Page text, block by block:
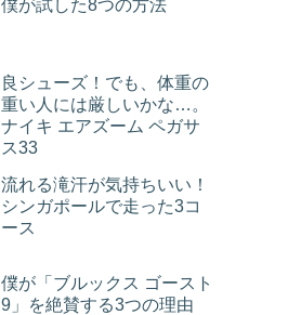
僕が試した8つの方法
良シューズ！でも、体重の
重い人には厳しいかな…。
ナイキ エアズーム ペガサ
ス33
流れる滝汗が気持ちいい！
シンガポールで走った3コ
ース
僕が「ブルックス ゴースト
9」を絶賛する3つの理由